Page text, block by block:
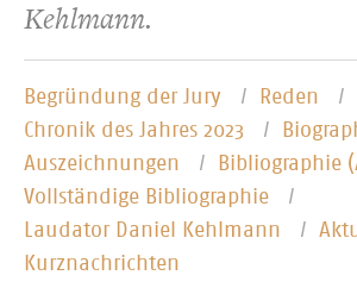
Kehlmann.
Begründung der Jury
Reden
Chronik des Jahres 2023
Auszeichnungen
Bibliographie
Vollständige Bibliographie
Laudator Daniel Kehlmann
Kurznachrichten